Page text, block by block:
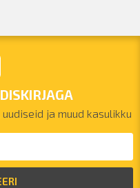
ja muud kasulikku